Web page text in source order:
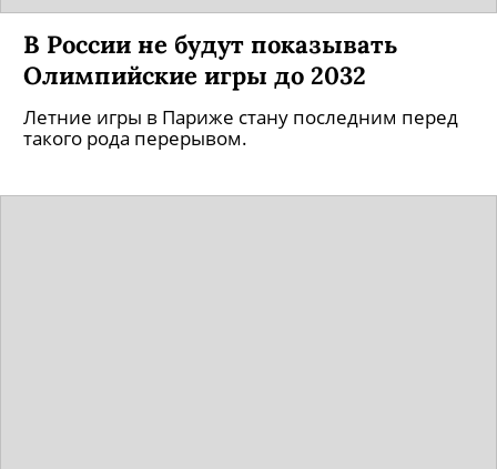
В России не будут показывать
Олимпийские игры до 2032
Летние игры в Париже стану последним перед
такого рода перерывом.